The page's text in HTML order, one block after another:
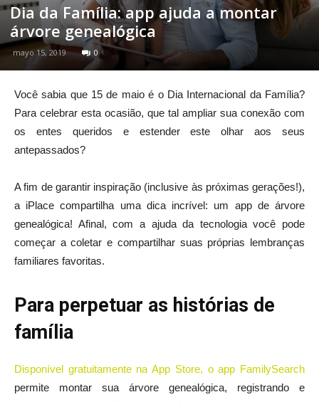
Dia da Família: app ajuda a montar
árvore genealógica
mayo 15, 2019 0
Você sabia que 15 de maio é o Dia Internacional da Família?
Para celebrar esta ocasião, que tal ampliar sua conexão com
os entes queridos e estender este olhar aos seus
antepassados?
A fim de garantir inspiração (inclusive às próximas gerações!),
a iPlace compartilha uma dica incrível: um app de árvore
genealógica! Afinal, com a ajuda da tecnologia você pode
começar a coletar e compartilhar suas próprias lembranças
familiares favoritas.
Para perpetuar as histórias de
família
Disponível gratuitamente na App Store, o app FamilySearch
permite montar sua árvore genealógica, registrando e